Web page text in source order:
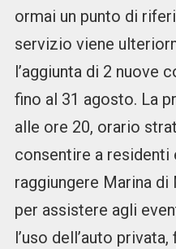
ormai un punto di
servizio viene
l’aggiunta di 2 nuove
fino al 31 agosto. La
alle ore 20, orario
consentire a
raggiungere Marina
per assistere agli
l’uso dell’auto